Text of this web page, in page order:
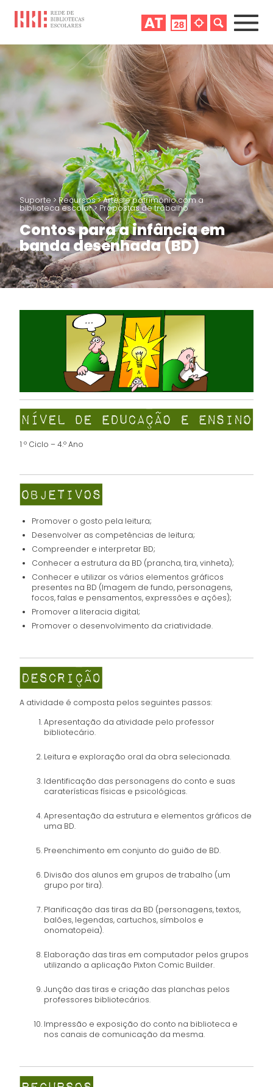
Suporte >Recursos>Artes e património com a
biblioteca escolar> Propostas de trabalho
Contos para a infância em
banda desenhada (BD)
1 º Ciclo – 4.º Ano
Promover o gosto pela leitura;
Desenvolver as competências de leitura;
Compreender e interpretar BD;
Conhecer a estrutura da BD (prancha, tira, vinheta);
Conhecer e utilizar os vários elementos gráficos
presentes na BD (Imagem de fundo, personagens,
focos, falas e pensamentos, expressões e ações);
Promover a literacia digital;
Promover o desenvolvimento da criatividade.
A atividade é composta pelos seguintes passos:
Apresentação da atividade pelo professor
bibliotecário.
Leitura e exploração oral da obra selecionada.
Identificação das personagens do conto e suas
caraterísticas físicas e psicológicas.
Apresentação da estrutura e elementos gráficos de
uma BD.
Preenchimento em conjunto do guião de BD.
Divisão dos alunos em grupos de trabalho (um
grupo por tira).
Planificação das tiras da BD (personagens, textos,
balões, legendas, cartuchos, símbolos e
onomatopeia).
Elaboração das tiras em computador pelos grupos
utilizando a aplicação Pixton Comic Builder.
Junção das tiras e criação das planchas pelos
professores bibliotecários.
Impressão e exposição do conto na biblioteca e
nos canais de comunicação da mesma.